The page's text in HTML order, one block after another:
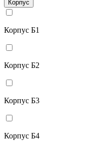
Корпус
Корпус Б1
Корпус Б2
Корпус Б3
Корпус Б4